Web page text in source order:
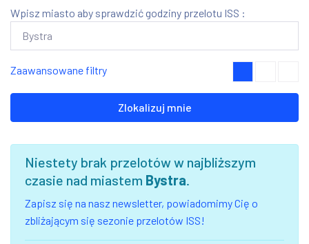
Wpisz miasto aby sprawdzić godziny przelotu ISS :
Zaawansowane filtry
Zlokalizuj mnie
Niestety brak przelotów w najbliższym
czasie nad miastem Bystra.
Zapisz się na nasz newsletter, powiadomimy Cię o
zbliżającym się sezonie przelotów ISS!